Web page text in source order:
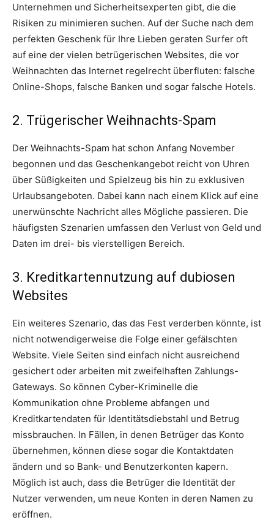
Unternehmen und Sicherheitsexperten gibt, die die
Risiken zu minimieren suchen. Auf der Suche nach dem
perfekten Geschenk für Ihre Lieben geraten Surfer oft
auf eine der vielen betrügerischen Websites, die vor
Weihnachten das Internet regelrecht überfluten: falsche
Online-Shops, falsche Banken und sogar falsche Hotels.
2. Trügerischer Weihnachts-Spam
Der Weihnachts-Spam hat schon Anfang November
begonnen und das Geschenkangebot reicht von Uhren
über Süßigkeiten und Spielzeug bis hin zu exklusiven
Urlaubsangeboten. Dabei kann nach einem Klick auf eine
unerwünschte Nachricht alles Mögliche passieren. Die
häufigsten Szenarien umfassen den Verlust von Geld und
Daten im drei- bis vierstelligen Bereich.
3. Kreditkartennutzung auf dubiosen
Websites
Ein weiteres Szenario, das das Fest verderben könnte, ist
nicht notwendigerweise die Folge einer gefälschten
Website. Viele Seiten sind einfach nicht ausreichend
gesichert oder arbeiten mit zweifelhaften Zahlungs-
Gateways. So können Cyber-Kriminelle die
Kommunikation ohne Probleme abfangen und
Kreditkartendaten für Identitätsdiebstahl und Betrug
missbrauchen. In Fällen, in denen Betrüger das Konto
übernehmen, können diese sogar die Kontaktdaten
ändern und so Bank- und Benutzerkonten kapern.
Möglich ist auch, dass die Betrüger die Identität der
Nutzer verwenden, um neue Konten in deren Namen zu
eröffnen.